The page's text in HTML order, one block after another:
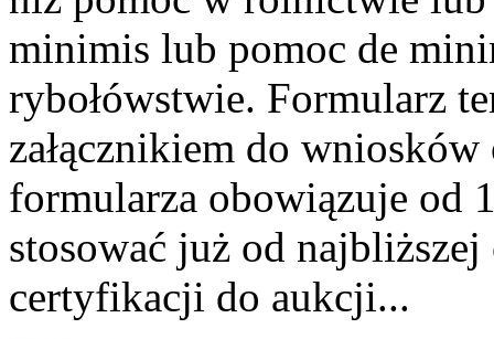
minimis lub pomoc de
rybołówstwie. Formularz
załącznikiem do
formularza obowiązuje od
stosować już od
certyfikacji do aukcji...